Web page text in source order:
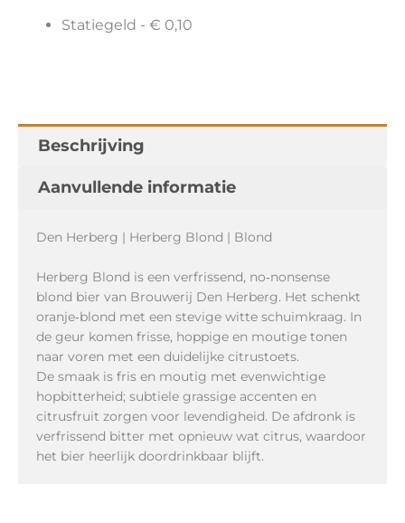
Statiegeld - € 0,10
Beschrijving
Aanvullende informatie
Den Herberg | Herberg Blond | Blond
Herberg Blond is een verfrissend, no‑nonsense
blond bier van Brouwerij Den Herberg. Het schenkt
oranje‑blond met een stevige witte schuimkraag. In
de geur komen frisse, hoppige en moutige tonen
naar voren met een duidelijke citrustoets.
De smaak is fris en moutig met evenwichtige
hopbitterheid; subtiele grassige accenten en
citrusfruit zorgen voor levendigheid. De afdronk is
verfrissend bitter met opnieuw wat citrus, waardoor
het bier heerlijk doordrinkbaar blijft.